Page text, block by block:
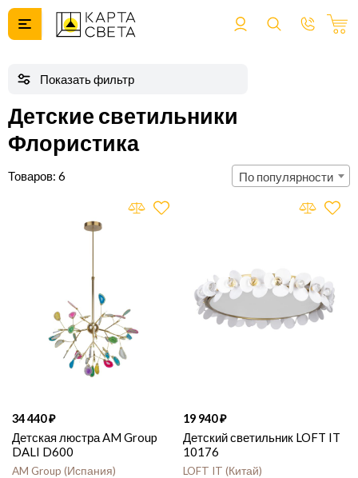
Детские светильники
Флористика
6 По популярности
34 440
Детская люстра AM Group
DALI D600
AM Group Испания
19 940
Детский светильник LOFT IT
10176
LOFT IT Китай